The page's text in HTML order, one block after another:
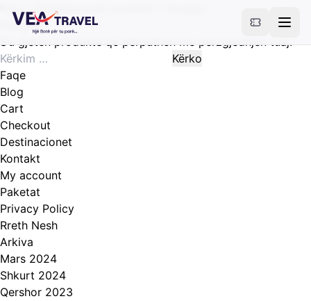
Kreu/ Destinacionet produkti / Hungari
Hungari
S’u gjetën produkte që përputhen me përzgjedhjen tuaj.
Kërko
për:
Faqe
Blog
Cart
Checkout
Destinacionet
Kontakt
My account
Paketat
Privacy Policy
Rreth Nesh
Arkiva
Mars 2024
Shkurt 2024
Qershor 2023